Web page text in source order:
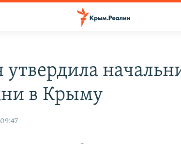
утвердила
в Крыму